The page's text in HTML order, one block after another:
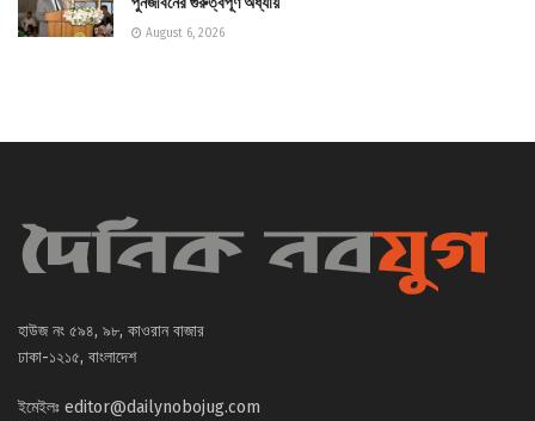
August 6, 2026
হাউজ নং ৫৯৪, ৯৮, কাওরান বাজার
ঢাকা-১২১৫, বাংলাদেশ
ইমেইলঃ editor@dailynobojug.com